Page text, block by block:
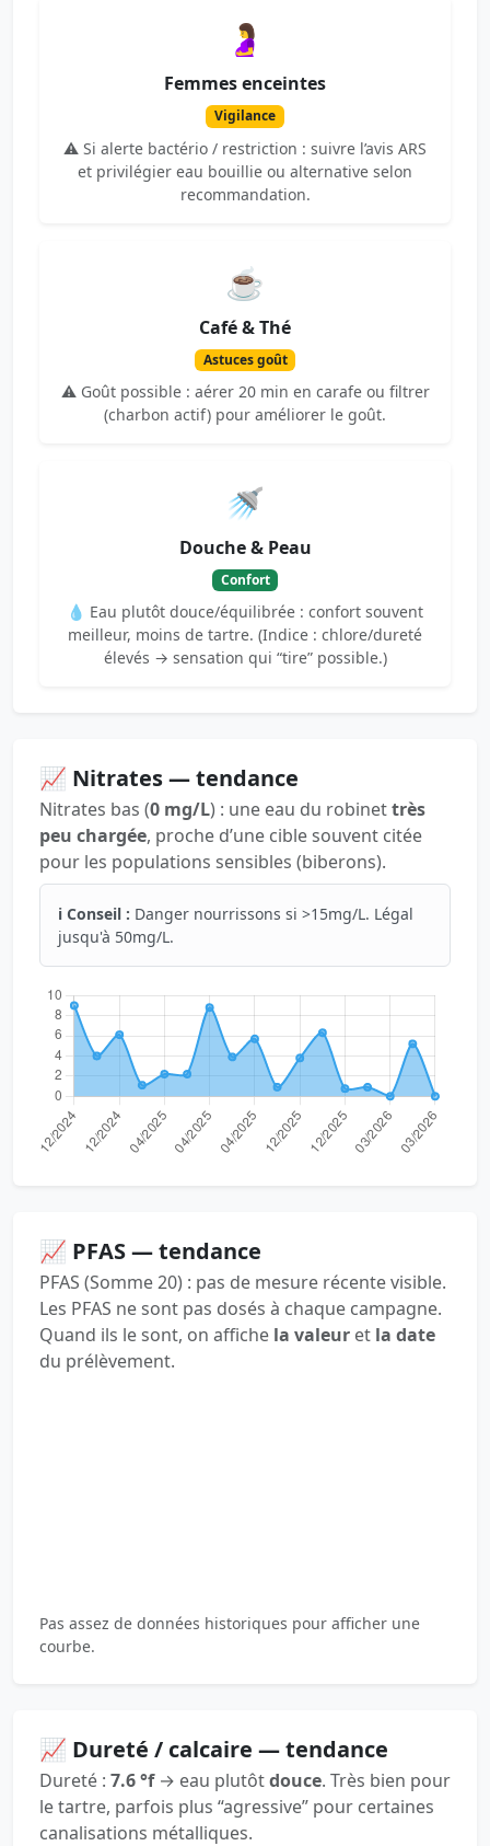
🤰
Femmes enceintes
Vigilance
⚠️ Si alerte bactério / restriction : suivre l’avis ARS
et privilégier eau bouillie ou alternative selon
recommandation.
☕
Café & Thé
Astuces goût
⚠️ Goût possible : aérer 20 min en carafe ou filtrer
(charbon actif) pour améliorer le goût.
🚿
Douche & Peau
Confort
💧 Eau plutôt douce/équilibrée : confort souvent
meilleur, moins de tartre. (Indice : chlore/dureté
élevés → sensation qui “tire” possible.)
📈 Nitrates — tendance
Nitrates bas (0 mg/L) : une eau du robinettrès
peu chargée, proche d’une cible souvent citée
pour les populations sensibles (biberons).
ℹ️ Conseil : Danger nourrissons si >15mg/L. Légal
jusqu'à 50mg/L.
📈 PFAS — tendance
PFAS (Somme 20) : pas de mesure récente visible.
Les PFAS ne sont pas dosés à chaque campagne.
Quand ils le sont, on affiche la valeur et la date
du prélèvement.
Pas assez de données historiques pour afficher une
courbe.
📈 Dureté / calcaire — tendance
Dureté : 7.6 °f→ eau plutôtdouce. Très bien pour
le tartre, parfois plus “agressive” pour certaines
canalisations métalliques.